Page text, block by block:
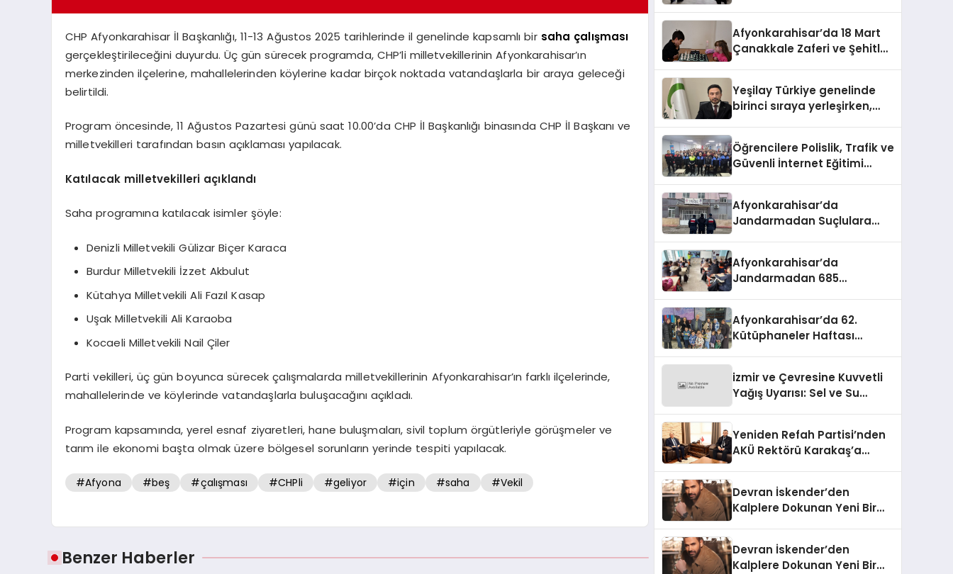
CHP Afyonkarahisar İl Başkanlığı, 11-13 Ağustos 2025 tarihlerinde il genelinde kapsamlı bir saha çalışması
gerçekleştirileceğini duyurdu. Üç gün sürecek programda, CHP’li milletvekillerinin Afyonkarahisar’ın
merkezinden ilçelerine, mahallelerinden köylerine kadar birçok noktada vatandaşlarla bir araya geleceği
belirtildi.
Program öncesinde, 11 Ağustos Pazartesi günü saat 10.00’da CHP İl Başkanlığı binasında CHP İl Başkanı ve
milletvekilleri tarafından basın açıklaması yapılacak.
Katılacak milletvekilleri açıklandı
Saha programına katılacak isimler şöyle:
Denizli Milletvekili Gülizar Biçer Karaca
Burdur Milletvekili İzzet Akbulut
Kütahya Milletvekili Ali Fazıl Kasap
Uşak Milletvekili Ali Karaoba
Kocaeli Milletvekili Nail Çiler
Parti vekilleri, üç gün boyunca sürecek çalışmalarda milletvekillerinin Afyonkarahisar’ın farklı ilçelerinde,
mahallelerinde ve köylerinde vatandaşlarla buluşacağını açıkladı.
Program kapsamında, yerel esnaf ziyaretleri, hane buluşmaları, sivil toplum örgütleriyle görüşmeler ve
tarım ile ekonomi başta olmak üzere bölgesel sorunların yerinde tespiti yapılacak.
#Afyona #beş #çalışması #CHPli #geliyor #için #saha #Vekil
Benzer Haberler
Afyonkarahisar’da 18 Mart
Çanakkale Zaferi ve Şehitleri
Yeşilay Türkiye genelinde
birinci sıraya yerleşirken,
Öğrencilere Polislik, Trafik ve
Güvenli İnternet Eğitimi
Afyonkarahisar’da
Jandarmadan Suçlulara
Afyonkarahisar’da
Jandarmadan 685
Afyonkarahisar’da 62.
Kütüphaneler Haftası
izmir ve Çevresine Kuvvetli
Yağış Uyarısı: Sel ve Su
Yeniden Refah Partisi’nden
AKÜ Rektörü Karakaş’a
Devran İskender’den
Kalplere Dokunan Yeni Bir
Devran İskender’den
Kalplere Dokunan Yeni Bir